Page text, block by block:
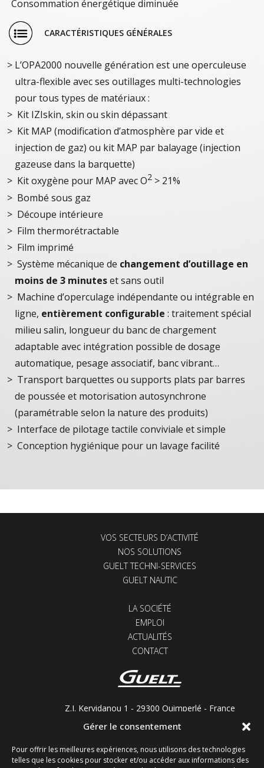
Gérer le consentement
Pour offrir les meilleures expériences, nous utilisons des technologies
telles que les cookies pour stocker et/ou accéder aux informations des
Consommation énergétique diminuée
CARACTÉRISTIQUES GÉNÉRALES
L’OPA2000 nouvelle génération est une operculeuse
ultra-flexible avec ses outillages multi-technologies
pour tous types de matériaux :
Kit IZIskin, skin ou skin dépassant
Kit MAP (modification d’atmosphère par vide et
injection de gaz) ou kit MAP par balayage (injection
gazeuse dans la barquette)
Kit oxygène pour MAP avec O2 > 21%
Bombé sous gaz
Découpe intérieure
Film thermorétractable
Film imprimé
Système mécanique de changement d’outillage en
moins de 3 minuteset sans outil
Machine d’operculage indépendante ou intégrable en
ligne, entièrement configurable : traitement spécial
milieu salin, longueur du banc de chargement
adaptable avec intégration possible de dosage
automatique, pesage associatif, banc vibrant…
Transport barquettes ou supports plats par barres
de poussée et motorisation autosynchrone
(paramétrable selon la nature des produits)
Interface de pilotage tactile conviviale et simple
Conception hygiénique pour un lavage facilité
VOS SECTEURS D’ACTIVITÉ
NOS SOLUTIONS
GUELT TECHNI-SERVICES
GUELT NAUTIC
LA SOCIÉTÉ
EMPLOI
ACTUALITÉS
CONTACT
Z.I. Kervidanou 1 - 29300 Quimperlé - France
Restons connectés